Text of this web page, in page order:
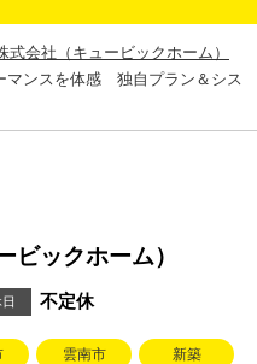
式会社（キュービックホーム）
マンスを体感 独自プラン＆シス
ビックホーム）
不定休
雲南市 新築